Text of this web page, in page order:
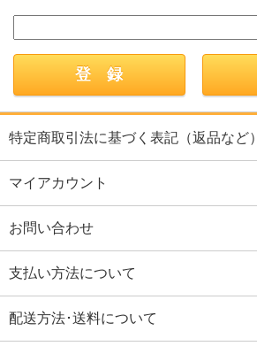
特定商取引法に基づく表記（返品など）
マイアカウント
お問い合わせ
支払い方法について
配送方法･送料について